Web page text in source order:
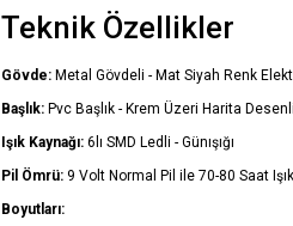
Teknik Özellikler
Gövde: Metal Gövdeli - Mat Siyah Renk
Başlık: Pvc Başlık - Krem Üzeri Harita Desenli
Işık Kaynağı: 6lı SMD Ledli - Günışığı
Pil Ömrü: 9 Volt Normal Pil ile 70-80 Saat
Boyutları: